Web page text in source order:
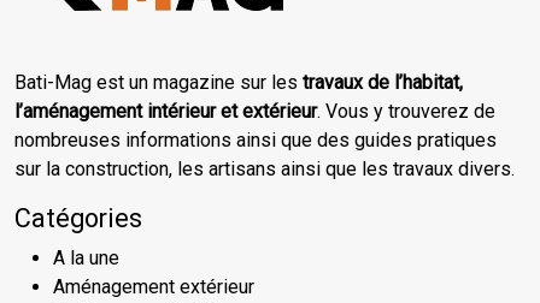
Bati-Mag est un magazine sur les travaux de l’habitat,
l’aménagement intérieur et extérieur. Vous y trouverez de
nombreuses informations ainsi que des guides pratiques
sur la construction, les artisans ainsi que les travaux divers.
Catégories
A la une
Aménagement extérieur